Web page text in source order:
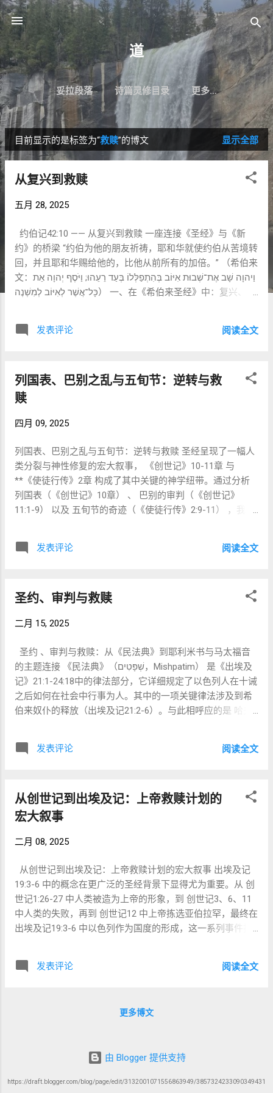
跳至主要内容
道
妥拉段落 诗篇灵修目录 更多…
博
文
目前显示的是标签为“救赎”的博文 显示全部
从复兴到救赎
五月 28, 2025
约伯记42:10 —— 从复兴到救赎 一座连接《圣经》与《新
约》的桥梁 “约伯为他的朋友祈祷，耶和华就使约伯从苦境转
回，并且耶和华赐给他的，比他从前所有的加倍。” （希伯来
文：וַיהוָה שָׁב אֶת־שְׁבוּת אִיּוֹב בְּהִתְפַלְּלוֹ בְּעַד רֵעֵהוּ; וַיֹּסֶף יְהוָה אֵת
כָּל־אֲשֶׁר לְאִיּוֹב לְמִשְׁנֶה） 一、在《希伯来圣经》中：复兴、代
用于描写 个人与国家从苦难中的复兴 ： 耶利米书 29:14：
一人，但使用这种“复归”语言，显示出 他的故事代表着以色
列群体的模式 ：从苦难、悔改到恢复与荣耀。 2. 代求带来怜
多次出现： 亚伯拉罕为亚比米勒祷告（创20:17） 摩西为以
德（Bava Kamma 92a）指出： “凡为人求怜悯者，自己若也
有同样需要，必先蒙应允。” 约伯的行为体现了真正的义：
在痛苦中仍为误解自己的人代求，神因而赐下转回与祝福。
二、在新约中的神学呼应 虽然《新约》中没有直接引用约伯
记42:10，但它的主旨在耶稣的生命与教导中得到了 完全实现
罪却受苦”的义人（来4:15），被误解、拒绝，甚至钉死。但
祂的复活正如约伯的恢复 ，成为最终的神所证明： 腓立比书
伯预示弥赛亚： 在痛苦中持守义，最终蒙神高举。 2. 代求带
仇敌代求： “父啊，赦免他们，因为他们所做的，他们不晓
远活着，为我们祈求的。”（希伯来书 7:25） 约伯的祭司角
色，预表了基督的大祭司代求之职。 3. 加...
发表评论 阅读全文
列国表、巴别之乱与五旬节：逆转与救
赎
四月 09, 2025
列国表、巴别之乱与五旬节：逆转与救赎 圣经呈现了一幅人
类分裂与神性修复的宏大叙事， 《创世记》10-11章 与
**《使徒行传》2章 构成了其中关键的神学纽带。通过分析
列国表（《创世记》10章） 、 巴别的审判（《创世记》
11:1-9） 以及 五旬节的奇迹（《使徒行传》2:9-11） ，我们
“反叛”）**的名字含义以及《创世记》10-11章的结构布局而
更加丰富。 一、列国表（《创世记》10章）：分裂前的铺垫
衍了全地。这一章列出了多个重要民族的起源，其中许多在
10:21-31） 包括以色列的祖先（希伯→希伯来人）以及其他
约息息相关（《创世记》11:10-26引出亚伯拉罕）。 含的后
裔（《创世记》10:6-20） 包括 埃及（麦西）、迦南人、巴
比伦（巴别） ——这些民族常与以色列为敌。 宁录 作为含的
后裔被特别提及，被称为**“英勇的猎户，在耶和华面前”
（《创世记》10:8-10），其名字可能源自希伯来语“ marad ”
记》11章的背叛埋下伏笔。 雅弗的后裔（《创世记》10:2-
种**结构化的家谱（闪→含→雅弗） 为 巴别的审判（《创世
记》11:1-9） 铺设了背景，而巴别事件被 “夹在”闪的家谱
及以后）之间。这种文学布局表明， 巴别的分裂是暂时的
记》11:1-9）：分裂的诅咒 巴别塔的叙事 被家谱“包裹” ，突
显了其在世界历史中的关键地位： 人类的骄傲与背叛 ：人们
试图**“为自己立名” （《创世记》11:4），呼应了 宁录的叛
逆传统**。 神的审判 ：神 变乱他们的语言，将他们分散 ，
使人类分裂为互相竞争的列国（《创世记》11:7-9）。...
发表评论 阅读全文
圣约、审判与救赎
二月 15, 2025
圣约 、审判与救赎：从《民法典》到耶利米书与马太福音
的主题连接 《民法典》（שְׁפָּטִים，Mishpatim） 是《出埃及
记》21:1-24:18中的律法部分，它详细规定了以色列人在十诫
之后如何在社会中行事为人。其中的一项关键律法涉及到希
伯来奴仆的释放（出埃及记21:2-6）。与此相呼应的是 哈夫
判。而在 新约 的 马太福音17:1-13 中，耶稣在变像山上显
示带来的救赎应许 。 1. 《民法典》：圣约与社会公正 《民
法典》详细阐述了以色列人如何在生活中践行神的律法，特
“你若买一个希伯来奴仆，他必服侍六年，第七年他可以自由
映了 神的公义与怜悯 ，还提醒以色列人，他们自己也曾在埃
及为奴，如今应以同样的恩典对待他人（出埃及记22:21）。
顺服这些律法不仅是社会管理的要求，更是对以色列是否忠
于神圣约的考验。 2. 耶利米书：破坏圣约与面临审判 哈夫塔
拉选段 耶利米书34 直接提及释放希伯来奴仆的圣约。在西底
将他们重新变为奴隶。这使得神宣告审判： “你们反悔，亵渎
我的名，各人使所释放随意的仆婢回去，使他们再为你们的
34:17）。然而，在 耶利米书 33:25-26 ，神再次重申祂不变
色列失败了， 神的圣约依然坚定不移 ，预示着未来的救赎。
3. 马太福音 17: 变像与圣约的最终成就 在 马太福音17:1-13
发表评论 阅读全文
从创世记到出埃及记：上帝救赎计划的
宏大叙事
二月 08, 2025
从创世记到出埃及记：上帝救赎计划的宏大叙事 出埃及记
19:3-6 中的概念在更广泛的圣经背景下显得尤为重要。从 创
世记1:26-27 中人类被造为上帝的形象，到 创世记3、6、11
中人类的失败，再到 创世记12 中上帝拣选亚伯拉罕，最终在
出埃及记19:3-6 中以色列作为国度的形成，这一系列事件揭
载者的原始使命。本文将探讨这一叙事脉络，展示以色列的
呼召如何与上帝的救赎计划紧密相连。 1. 创造：人类作为上
为祂的代表和伙伴。 形象与样式 ：人类被造为上帝的形象，
关系 ：这是一种上帝与人类之间的合作关系，人类作为上帝
发表评论 阅读全文
更多博文
由 Blogger 提供支持
https://draft.blogger.com/blog/page/edit/3132001071556863949/3857324233090349431